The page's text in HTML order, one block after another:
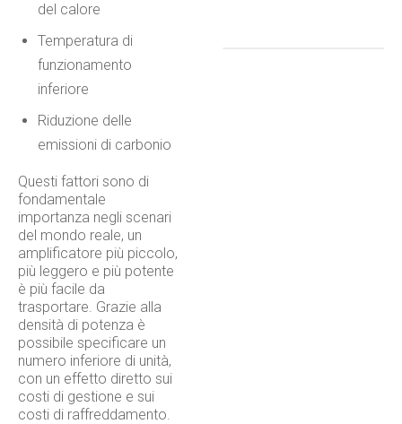
del calore​
Temperatura di
funzionamento
inferiore​
Riduzione delle
emissioni di carbonio
Questi fattori sono di
fondamentale
importanza negli scenari
del mondo reale, un
amplificatore più piccolo,
più leggero e più potente
è più facile da
trasportare. Grazie alla
densità di potenza è
possibile specificare un
numero inferiore di unità,
con un effetto diretto sui
costi di gestione e sui
costi di raffreddamento.